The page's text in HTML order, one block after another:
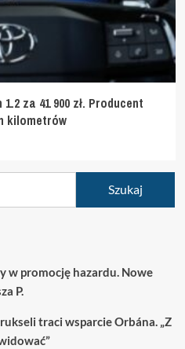
za 41 900 zł. Producent
kilometrów
w promocję hazardu. Nowe
P.
traci wsparcie Orbána. „Z